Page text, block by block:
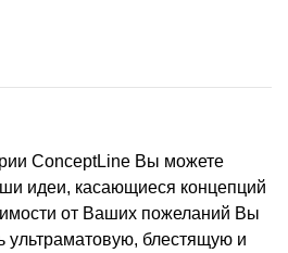
ConceptLine Вы можете
идеи, касающиеся концепций
от Ваших пожеланий Вы
ультраматовую, блестящую и